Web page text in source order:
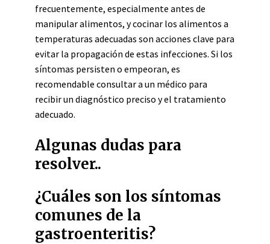
frecuentemente, especialmente antes de
manipular alimentos, y cocinar los alimentos a
temperaturas adecuadas son acciones clave para
evitar la propagación de estas infecciones. Si los
síntomas persisten o empeoran, es
recomendable consultar a un médico para
recibir un diagnóstico preciso y el tratamiento
adecuado.
Algunas dudas para
resolver..
¿Cuáles son los síntomas
comunes de la
gastroenteritis?